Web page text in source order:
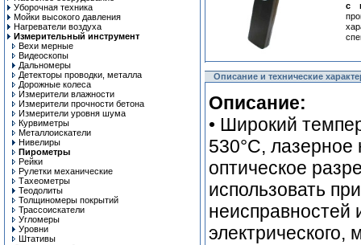
Уборочная техника
Мойки высокого давления
Нагреватели воздуха
Измерительный инструмент
Вехи мерные
Видеоскопы
Дальномеры
Детекторы проводки, металла
Дорожные колеса
Измерители влажности
Измерители прочности бетона
Измерители уровня шума
Курвиметры
Металлоискатели
Нивелиры
Пирометры
Рейки
Рулетки механические
Тахеометры
Теодолиты
Толщиномеры покрытий
Трассоискатели
Угломеры
Уровни
Штативы
с
Описание и технические
Описание:
• Широкий
530°C,
оптическое
использовать
неисправностей
электрического,